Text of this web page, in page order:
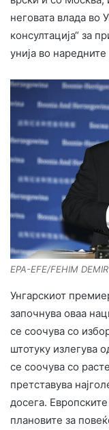
неговата влада во
консултација“ за
унија во
EPA-EFE/FEHIM DEMIR
Унгарскиот
започнува оваа
се соочува со
штотуку излегува
се соочува со
претставува
досега.
плановите за